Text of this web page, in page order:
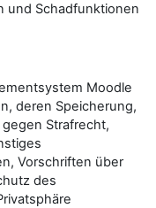
und Schadfunktionen
Moodle
deren Speicherung,
Strafrecht,
Vorschriften über
des